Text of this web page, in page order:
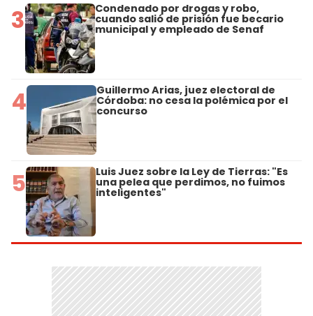
3 Condenado por drogas y robo,
cuando salió de prisión fue becario
municipal y empleado de Senaf
4 Guillermo Arias, juez electoral de
Córdoba: no cesa la polémica por el
concurso
5 Luis Juez sobre la Ley de Tierras: "Es
una pelea que perdimos, no fuimos
inteligentes"